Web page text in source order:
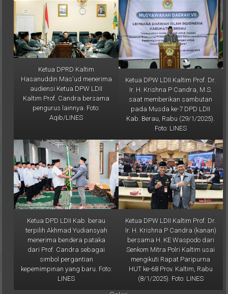
Ketua DPRD Kaltim
Hasanuddin Mas'ud menerima
audiensi Ketua DPW LDII
Kaltim Prof. Candra bersama
pengurus lainnya. Foto:
Aqib/LINES
Ketua DPW LDII Kaltim Prof. Dr.
Ir. H. Krishna P Candra, M.S.
saat memberikan sambutan
pada Musda ke-7 DPD LDII
Kab. Berau, Rabu (29/1/2025).
Foto: LINES
Ketua DPD LDII Kab. berau
terpilih Akhmad Yudiansyah
menerima bendera pataka
dari Prof. Candra sebagai
simbol pergantian
kepemimpinan yang baru. Foto:
LINES
Ketua DPW LDII Kaltim Prof. Dr.
Ir. H. Krishna P Candra (kanan)
bersama H. KE Waspodo dari
Senkom Mitra Polri Kaltim usai
mengikuti Rapat Paripurna
HUT ke-68 Prov. Kaltim, Rabu
(8/1/2025). Foto: LINES